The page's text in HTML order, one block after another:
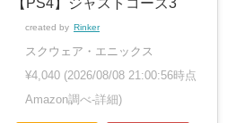
created by Rinker
スクウェア・エニックス
¥4,040 (2026/08/08 21:00:56時点
Amazon調べ-詳細)